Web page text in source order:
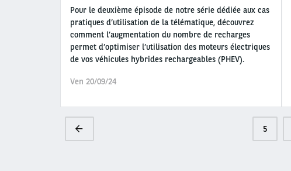
Pour le deuxième épisode de notre série dédiée aux cas
pratiques d’utilisation de la télématique, découvrez
comment l’augmentation du nombre de recharges
permet d’optimiser l’utilisation des moteurs électriques
de vos véhicules hybrides rechargeables (PHEV).
Ven 20/09/24
Pagination
Page
précédente
Page
5